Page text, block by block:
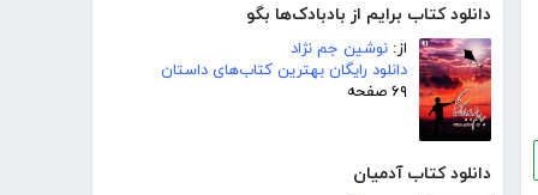
دانلود کتاب برایم از بادبادک‌ها بگو
از: نوشین جم نژاد
دانلود رایگان بهترین کتاب‌های داستان
۶۹ صفحه
دانلود کتاب آدمیان